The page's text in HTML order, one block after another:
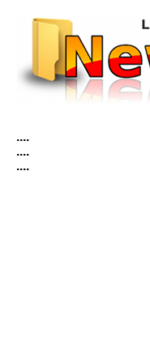
....
....
....